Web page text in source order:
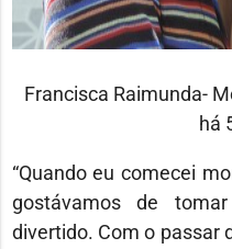
Francisca Raimunda-
há
“Quando eu comecei
gostávamos de
divertido. Com o passar